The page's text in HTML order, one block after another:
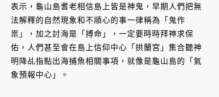
表示，龜山島耆老相信島上皆是神鬼，早期人們把無
法解釋的自然現象和不順心的事一律稱為「鬼作
祟」，加之討海是「搏命」，一定要時時拜神求保
佑，人們甚至會在島上信仰中心「拱蘭宮」集合聽神
明降乩指點出海捕魚相關事項，就像是龜山島的「氣
象預報中心」。